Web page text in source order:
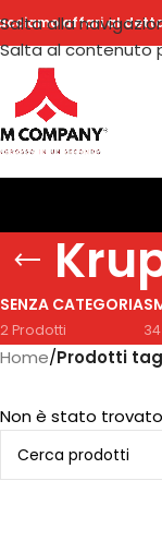
Salta alla
Salta al contenuto
affari al
SENZA CATEGORIA
2 Prodotti
Home/Prodotti
Non è stato